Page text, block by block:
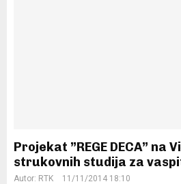
Projekat ”REGE DECA” na
strukovnih studija za
Autor: RTK 11/11/2014 18:10